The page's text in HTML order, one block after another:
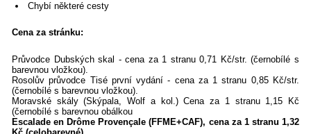
Chybí některé cesty
Cena za stránku:
Průvodce Dubských skal - cena za 1 stranu 0,71 Kč/str. (černobílé s
barevnou vložkou).
Rosolův průvodce Tisé první vydání - cena za 1 stranu 0,85 Kč/str.
(černobílé s barevnou vložkou).
Moravské skály (Skýpala, Wolf a kol.) Cena za 1 stranu 1,15 Kč
(černobílé s barevnou obálkou
Escalade en Drôme Provençale (FFME+CAF), cena za 1 stranu 1,32